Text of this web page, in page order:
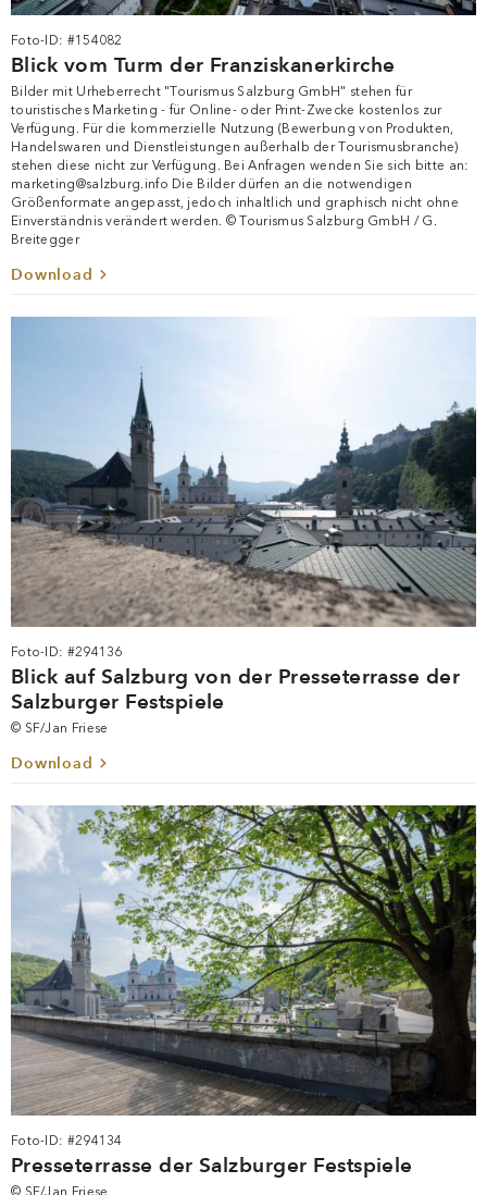
Foto-ID: #154082
Blick vom Turm der Franziskanerkirche
Bilder mit Urheberrecht "Tourismus Salzburg GmbH" stehen für
touristisches Marketing - für Online- oder Print-Zwecke kostenlos zur
Verfügung. Für die kommerzielle Nutzung (Bewerbung von Produkten,
stehen diese nicht zur Verfügung. Bei Anfragen wenden Sie sich bitte an:
marketing@salzburg.info Die Bilder dürfen an die notwendigen
Foto-ID: #294136
Blick auf Salzburg von der Presseterrasse der
Salzburger Festspiele
© SF/Jan Friese
Download